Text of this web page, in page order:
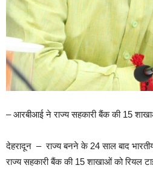
– आरबीआई ने राज्य सहकारी बैंक की 15
देहरादून – राज्य बनने के 24 साल बाद
राज्य सहकारी बैंक की 15 शाखाओं को रियल